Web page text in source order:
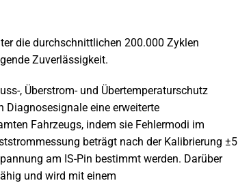
die durchschnittlichen 200.000 Zyklen
Zuverlässigkeit.
, Überstrom- und Übertemperaturschutz
eine erweiterte
Fahrzeugs, indem sie Fehlermodi im
beträgt nach der Kalibrierung ±5
am IS-Pin bestimmt werden. Darüber
und wird mit einem